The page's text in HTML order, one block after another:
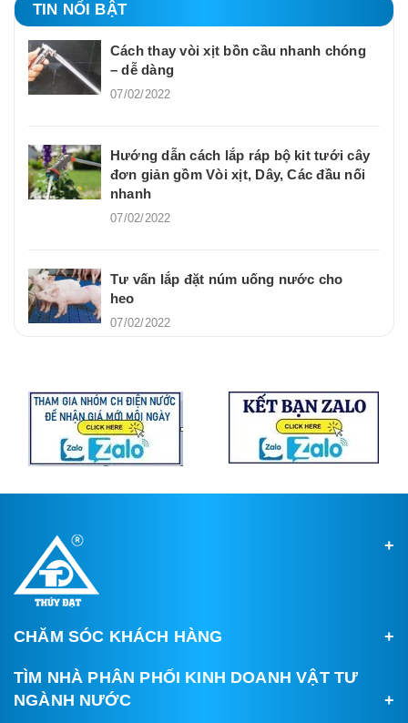
TIN NỔI BẬT
Cách thay vòi xịt bồn cầu nhanh chóng
– dễ dàng
07/02/2022
Hướng dẫn cách lắp ráp bộ kit tưới cây
đơn giản gồm Vòi xịt, Dây, Các đầu nối
nhanh
07/02/2022
Tư vấn lắp đặt núm uống nước cho
heo
07/02/2022
CHĂM SÓC KHÁCH HÀNG
TÌM NHÀ PHÂN PHỐI KINH DOANH VẬT TƯ
NGÀNH NƯỚC